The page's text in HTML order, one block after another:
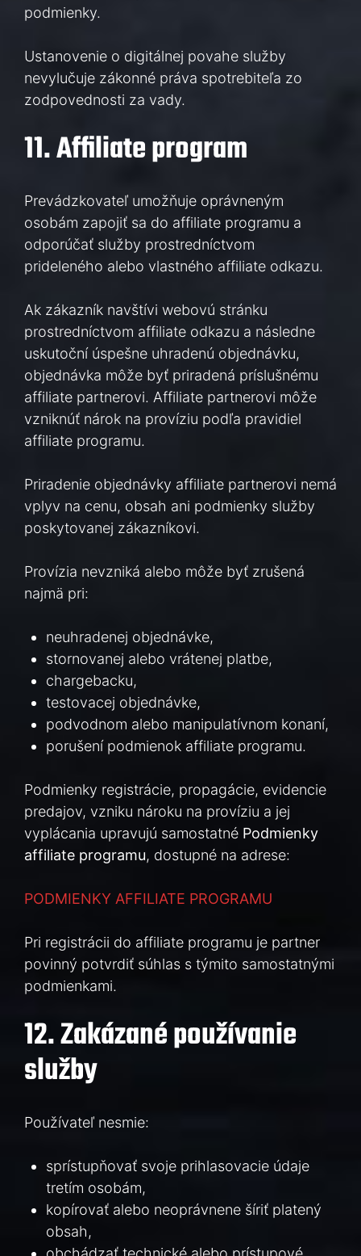
podmienky.
Ustanovenie o digitálnej povahe služby
nevylučuje zákonné práva spotrebiteľa zo
zodpovednosti za vady.
11. Affiliate program
Prevádzkovateľ umožňuje oprávneným
osobám zapojiť sa do affiliate programu a
odporúčať služby prostredníctvom
prideleného alebo vlastného affiliate odkazu.
Ak zákazník navštívi webovú stránku
prostredníctvom affiliate odkazu a následne
uskutoční úspešne uhradenú objednávku,
objednávka môže byť priradená príslušnému
affiliate partnerovi. Affiliate partnerovi môže
vzniknúť nárok na províziu podľa pravidiel
affiliate programu.
Priradenie objednávky affiliate partnerovi nemá
vplyv na cenu, obsah ani podmienky služby
poskytovanej zákazníkovi.
Provízia nevzniká alebo môže byť zrušená
najmä pri:
neuhradenej objednávke,
stornovanej alebo vrátenej platbe,
chargebacku,
testovacej objednávke,
podvodnom alebo manipulatívnom konaní,
porušení podmienok affiliate programu.
Podmienky registrácie, propagácie, evidencie
predajov, vzniku nároku na províziu a jej
vyplácania upravujú samostatné Podmienky
affiliate programu, dostupné na adrese:
PODMIENKY AFFILIATE PROGRAMU
Pri registrácii do affiliate programu je partner
povinný potvrdiť súhlas s týmito samostatnými
podmienkami.
12. Zakázané používanie
služby
Používateľ nesmie:
sprístupňovať svoje prihlasovacie údaje
tretím osobám,
kopírovať alebo neoprávnene šíriť platený
obsah,